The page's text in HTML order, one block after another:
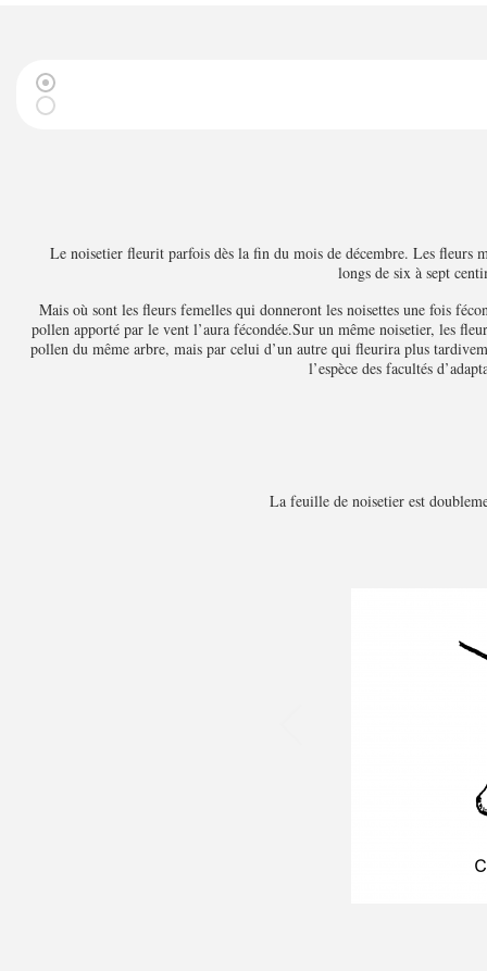
Le noisetier fleurit parfois dès la fin du mois de décembre. Les fleurs
longs de six à sept
Mais où sont les fleurs femelles qui donneront les noisettes une fois
pollen apporté par le vent l’aura fécondée.Sur un même noisetier, les
pollen du même arbre, mais par celui d’un autre qui fleurira plus
l’espèce des facultés
La feuille de noisetier est